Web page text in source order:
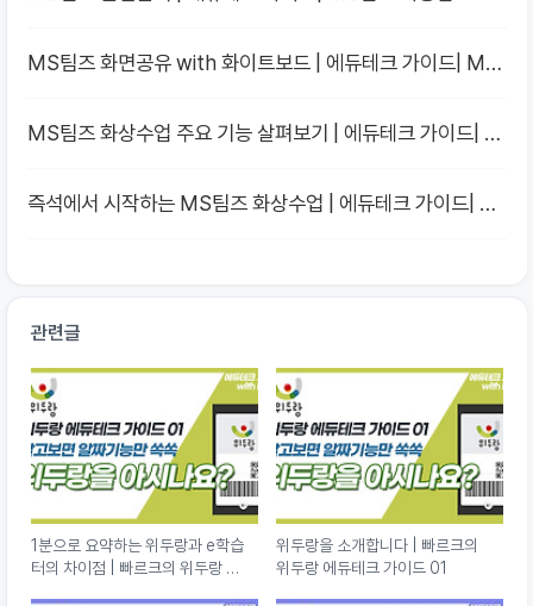
MS팀즈 화면공유 with 화이트보드 | 에듀테크 가이드| MS
MS팀즈 화상수업 주요 기능 살펴보기 | 에듀테크 가이드| 원
즉석에서 시작하는 MS팀즈 화상수업 | 에듀테크 가이드| 원
관련글
1분으로 요약하는 위두랑과 e학습
터의 차이점 | 빠르크의 위두랑 에
위두랑을 소개합니다 | 빠르크의
위두랑 에듀테크 가이드 01